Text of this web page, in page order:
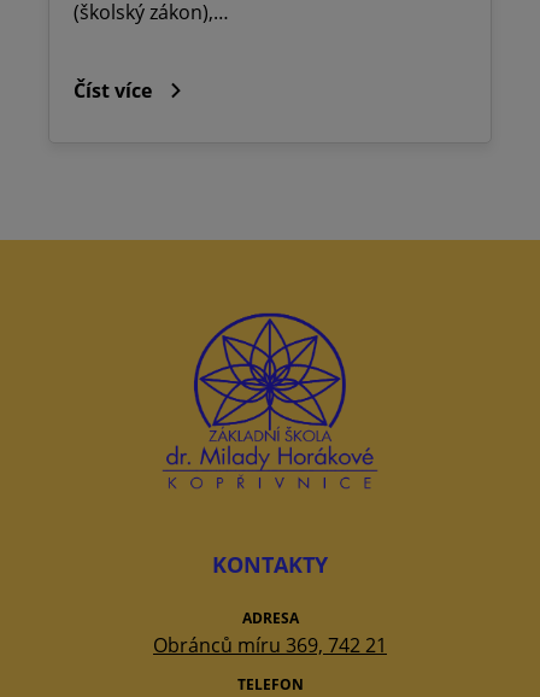
(školský zákon),…
Číst více
KONTAKTY
ADRESA
Obránců míru 369, 742 21
TELEFON